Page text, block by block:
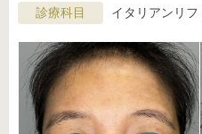
診療科目 イタリアンリフ